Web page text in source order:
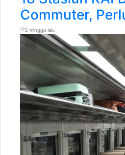
Commuter,
2 minggu lalu